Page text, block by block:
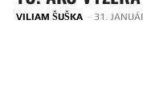
VILIAM ŠUŠKA - 31.